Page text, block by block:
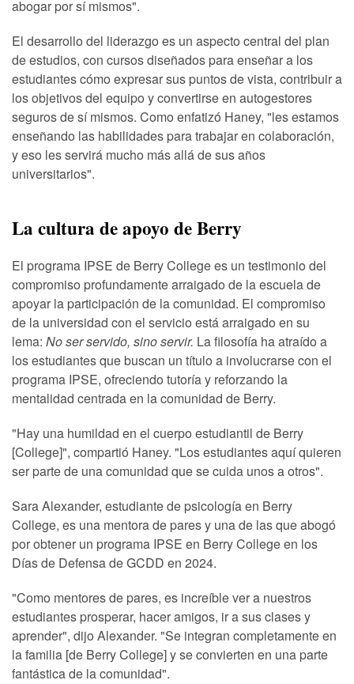
abogar por sí mismos".
El desarrollo del liderazgo es un aspecto central del plan
de estudios, con cursos diseñados para enseñar a los
estudiantes cómo expresar sus puntos de vista, contribuir a
los objetivos del equipo y convertirse en autogestores
seguros de sí mismos. Como enfatizó Haney, "les estamos
enseñando las habilidades para trabajar en colaboración,
y eso les servirá mucho más allá de sus años
universitarios".
La cultura de apoyo de Berry
El programa IPSE de Berry College es un testimonio del
compromiso profundamente arraigado de la escuela de
apoyar la participación de la comunidad. El compromiso
de la universidad con el servicio está arraigado en su
lema: No ser servido, sino servir. La filosofía ha atraído a
los estudiantes que buscan un título a involucrarse con el
programa IPSE, ofreciendo tutoría y reforzando la
mentalidad centrada en la comunidad de Berry.
"Hay una humildad en el cuerpo estudiantil de Berry
[College]", compartió Haney. "Los estudiantes aquí quieren
ser parte de una comunidad que se cuida unos a otros".
Sara Alexander, estudiante de psicología en Berry
College, es una mentora de pares y una de las que abogó
por obtener un programa IPSE en Berry College en los
Días de Defensa de GCDD en 2024.
"Como mentores de pares, es increíble ver a nuestros
estudiantes prosperar, hacer amigos, ir a sus clases y
aprender", dijo Alexander. "Se integran completamente en
la familia [de Berry College] y se convierten en una parte
fantástica de la comunidad".